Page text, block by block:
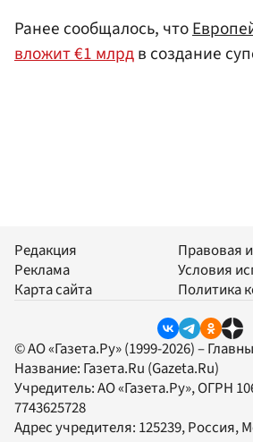
Ранее сообщалось, что
вложит €1 млрдв создание
Редакция
Реклама
Карта сайта
Правовая
Условия
Политика
© АО «Газета.Ру» (1999-2026) –
Название: Газета.Ru (Gazeta.Ru)
Учредитель:АО «Газета.Ру», ОГРН
7743625728
Адрес учредителя: 125239, Россия,